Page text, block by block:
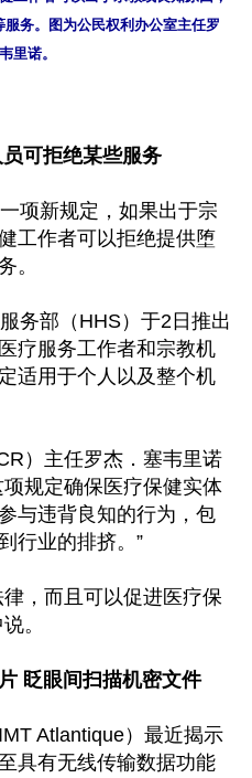
务。图为公民权利办公室主任罗
可拒绝某些服务
项新规定，如果出于宗
工作者可以拒绝提供堕
。
务部（HHS）于2日推出
疗服务工作者和宗教机
适用于个人以及整个机
）主任罗杰．塞韦里诺
规定确保医疗保健实体
与违背良知的行为，包
行业的排挤。”
，而且可以促进医疗保
。
眨眼间扫描机密文件
Atlantique）最近揭示
具有无线传输数据功能